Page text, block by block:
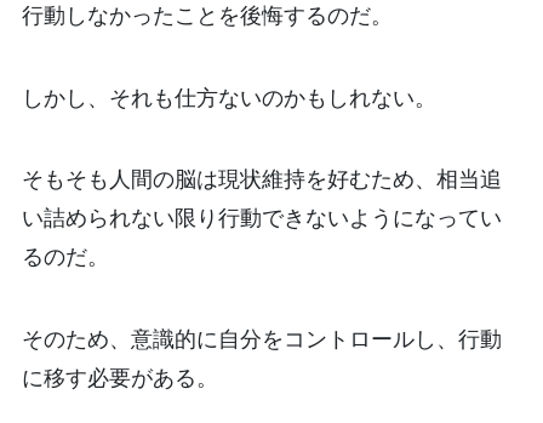
行動しなかったことを後悔するのだ。
しかし、それも仕方ないのかもしれない。
そもそも人間の脳は現状維持を好むため、相当追
い詰められない限り行動できないようになってい
るのだ。
そのため、意識的に自分をコントロールし、行動
に移す必要がある。